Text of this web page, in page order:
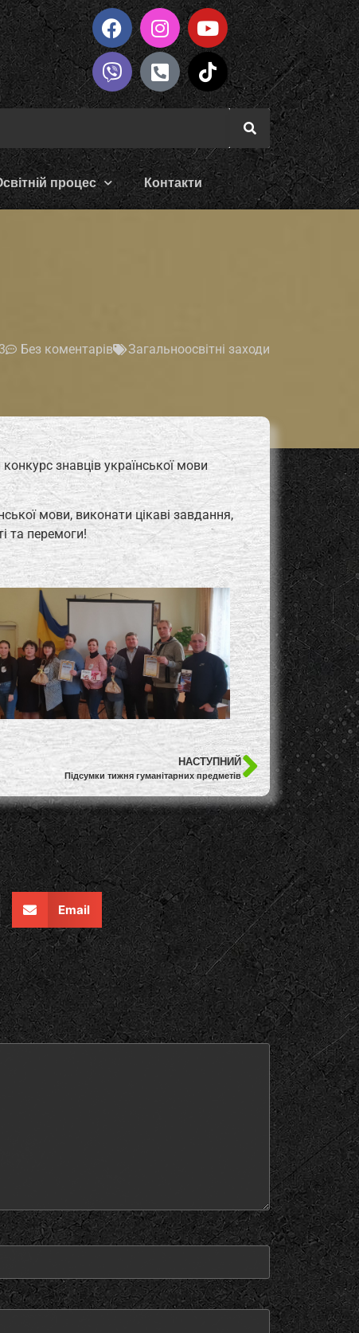
процес Контакти
Без коментарів Загальноосвітні заходи
знавців української мови
мови, виконати цікаві завдання,
та перемоги!
НАСТУПНИЙ
Підсумки тижня гуманітарних предметів
Email